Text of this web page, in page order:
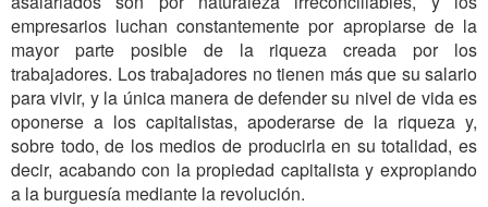
empresarios luchan constantemente por apropiarse de la
mayor parte posible de la riqueza creada por los
trabajadores. Los trabajadores no tienen más que su salario
para vivir, y la única manera de defender su nivel de vida es
oponerse a los capitalistas, apoderarse de la riqueza y,
sobre todo, de los medios de producirla en su totalidad, es
decir, acabando con la propiedad capitalista y expropiando
a la burguesía mediante la revolución.